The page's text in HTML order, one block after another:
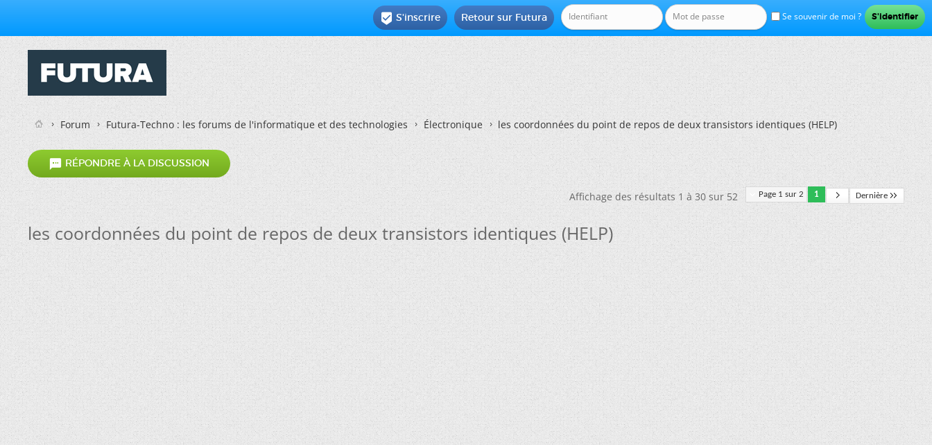
Se souvenir de moi ?
Retour sur Futura
 S'inscrire
Forum Futura-Techno : les forums de l'informatique et des technologies Électronique les coordonnées du point de repos de deux transistors identiques (HELP)
 RÉPONDRE À LA DISCUSSION
Page 1 sur 2 1 Dernière
Affichage des résultats 1 à 30 sur 52
les coordonnées du point de repos de deux transistors identiques (HELP)